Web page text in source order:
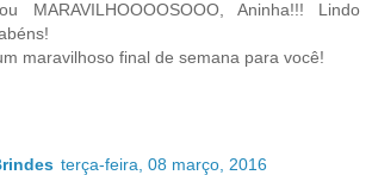
MARAVILHOOOOSOOO, Aninha!!! Lindo
maravilhoso final de semana para você!
terça-feira, 08 março, 2016